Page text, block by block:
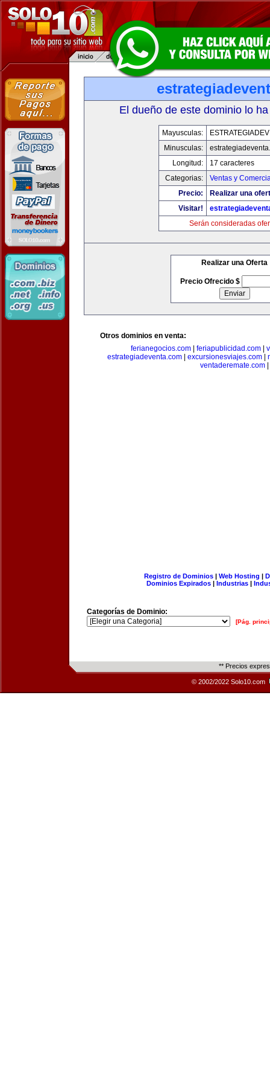
El dueño de este dominio lo
Mayusculas:
Minusculas:
Longitud:
17 caracteres
Categorias:
Ventas y
Precio:
Realizar una
Visitar!
Serán consideradas
Realizar una Oferta
Precio Ofrecido $
Otros dominios en venta:
ferianegocios.com| feriapublicidad.com|
estrategiadeventa.com| excursionesviajes.com|
ventaderemate.com
Registro de Dominios| Web Hosting |
Dominios Expirados | Industrias |
Categorías de Dominio:
[Pág.
** Precios
© 2002/2022 Solo10.com